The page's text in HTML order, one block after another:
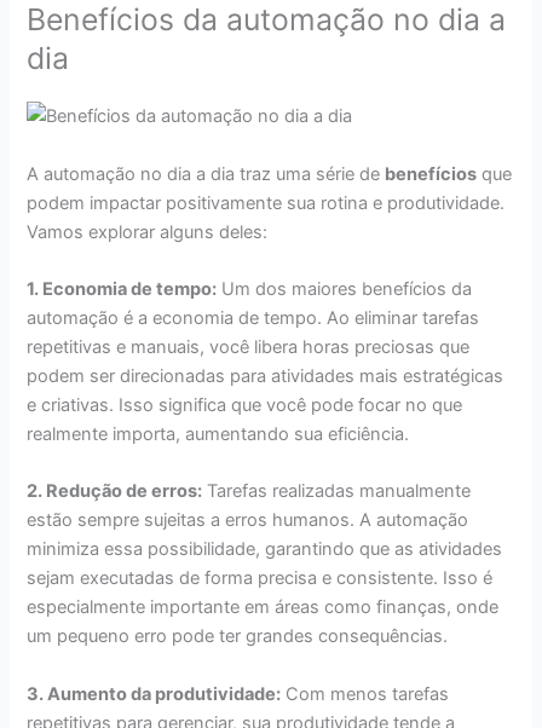
Benefícios da automação no dia a
dia
A automação no dia a dia traz uma série de benefícios que
podem impactar positivamente sua rotina e produtividade.
Vamos explorar alguns deles:
1. Economia de tempo: Um dos maiores benefícios da
automação é a economia de tempo. Ao eliminar tarefas
repetitivas e manuais, você libera horas preciosas que
podem ser direcionadas para atividades mais estratégicas
e criativas. Isso significa que você pode focar no que
realmente importa, aumentando sua eficiência.
2. Redução de erros: Tarefas realizadas manualmente
estão sempre sujeitas a erros humanos. A automação
minimiza essa possibilidade, garantindo que as atividades
sejam executadas de forma precisa e consistente. Isso é
especialmente importante em áreas como finanças, onde
um pequeno erro pode ter grandes consequências.
3. Aumento da produtividade: Com menos tarefas
repetitivas para gerenciar, sua produtividade tende a